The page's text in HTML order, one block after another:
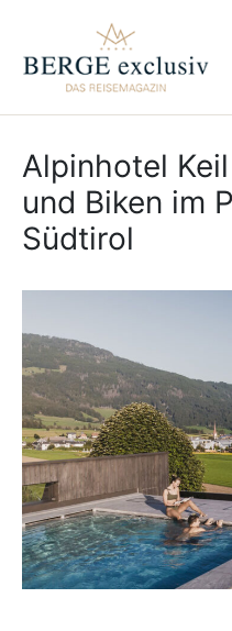
Alpinhotel
und Biken im
Südtirol